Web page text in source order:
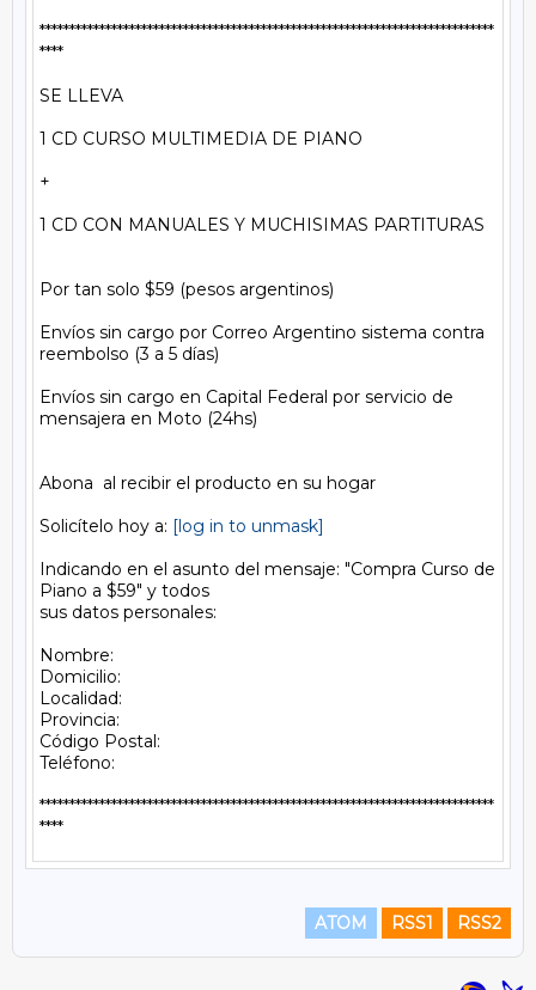
****************************************************************************
****
SE LLEVA
1 CD CURSO MULTIMEDIA DE PIANO
+
1 CD CON MANUALES Y MUCHISIMAS PARTITURAS
Por tan solo $59 (pesos argentinos)
Envíos sin cargo por Correo Argentino sistema contra
reembolso (3 a 5 días)
Envíos sin cargo en Capital Federal por servicio de
mensajera en Moto (24hs)
Abona  al recibir el producto en su hogar
Solicítelo hoy a: [log in to unmask]
Indicando en el asunto del mensaje: "Compra Curso de
Piano a $59" y todos
sus datos personales:
Nombre:
Domicilio:
Localidad:
Provincia:
Código Postal:
Teléfono:
****************************************************************************
ATOM RSS1 RSS2